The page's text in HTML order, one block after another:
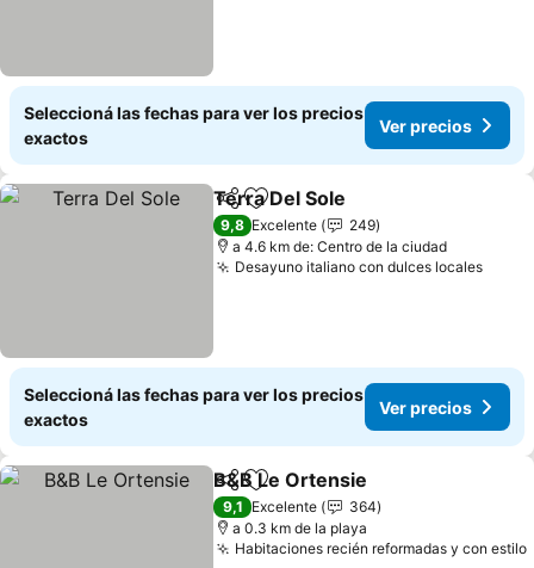
Seleccioná las fechas para ver los precios
exactos
Ver precios
Compartir
Añadir a favoritos
Terra Del Sole
9,8 Excelente
249
a 4.6 km de: Centro de la ciudad
Desayuno italiano con dulces locales
Seleccioná las fechas para ver los precios
exactos
Ver precios
CompartirAñadir a favoritos
B&B Le Ortensie
9,1 Excelente
364
a 0.3 km de la playa
Habitaciones recién reformadas y con estilo